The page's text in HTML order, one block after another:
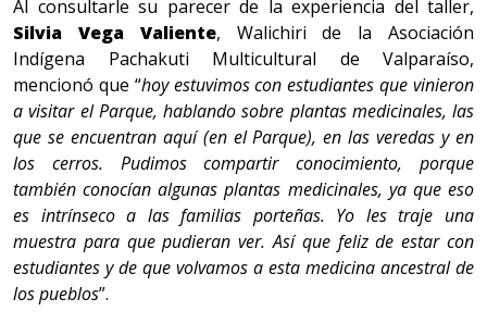
Al consultarle su parecer de la experiencia del taller,
Silvia Vega Valiente, Walichiri de la Asociación
Indígena Pachakuti Multicultural de Valparaíso,
mencionó que “hoy estuvimos con estudiantes que vinieron
a visitar el Parque, hablando sobre plantas medicinales, las
que se encuentran aquí (en el Parque), en las veredas y en
los cerros. Pudimos compartir conocimiento, porque
también conocían algunas plantas medicinales, ya que eso
es intrínseco a las familias porteñas. Yo les traje una
muestra para que pudieran ver. Así que feliz de estar con
estudiantes y de que volvamos a esta medicina ancestral de
los pueblos”.